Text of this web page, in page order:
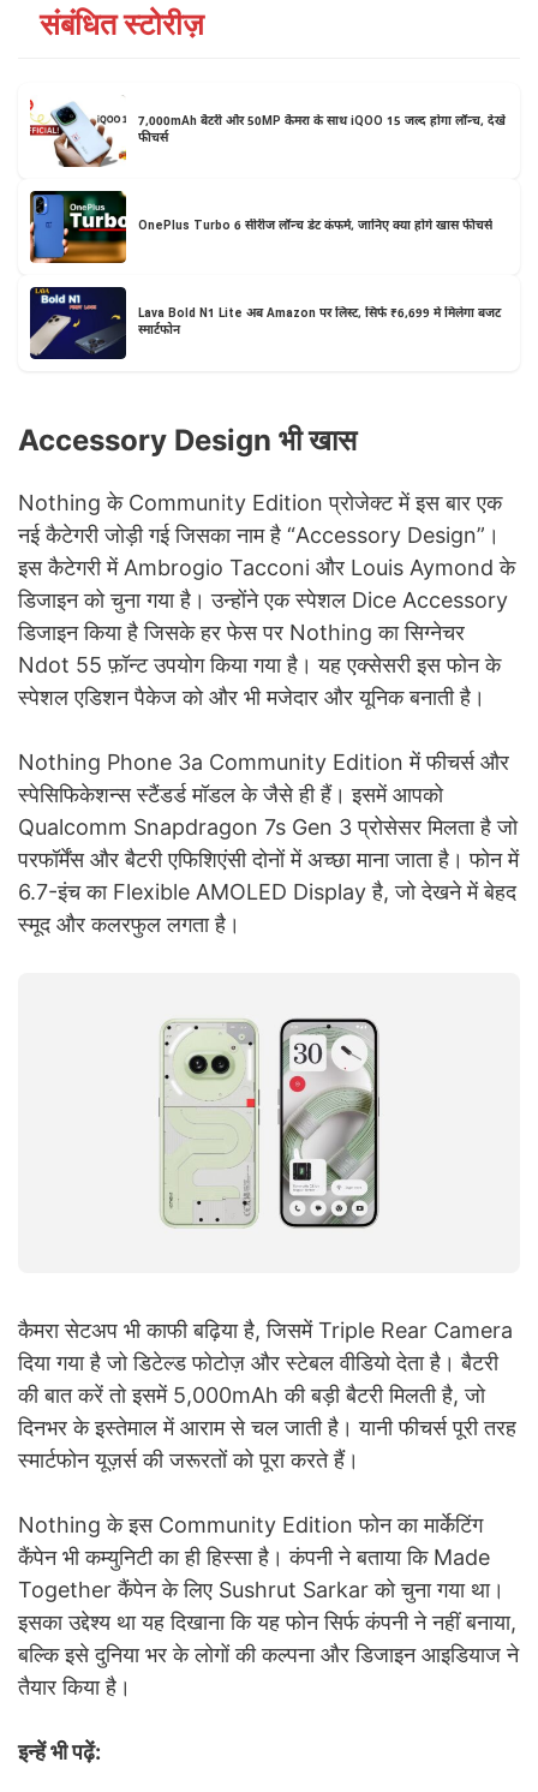
संबंधित स्टोरीज़
7,000mAh बैटरी और 50MP कैमरा के साथ iQOO 15 जल्द होगा लॉन्च, देखें
फीचर्स
OnePlus Turbo 6 सीरीज लॉन्च डेट कंफर्म, जानिए क्या होंगे खास फीचर्स
Lava Bold N1 Lite अब Amazon पर लिस्ट, सिर्फ ₹6,699 में मिलेगा बजट
स्मार्टफोन
Accessory Design भी खास
Nothing के Community Edition प्रोजेक्ट में इस बार एक
नई कैटेगरी जोड़ी गई जिसका नाम है “Accessory Design”।
इस कैटेगरी में Ambrogio Tacconi और Louis Aymond के
डिजाइन को चुना गया है। उन्होंने एक स्पेशल Dice Accessory
डिजाइन किया है जिसके हर फेस पर Nothing का सिग्नेचर
Ndot 55 फ़ॉन्ट उपयोग किया गया है। यह एक्सेसरी इस फोन के
स्पेशल एडिशन पैकेज को और भी मजेदार और यूनिक बनाती है।
Nothing Phone 3a Community Edition में फीचर्स और
स्पेसिफिकेशन्स स्टैंडर्ड मॉडल के जैसे ही हैं। इसमें आपको
Qualcomm Snapdragon 7s Gen 3 प्रोसेसर मिलता है जो
परफॉर्मेंस और बैटरी एफिशिएंसी दोनों में अच्छा माना जाता है। फोन में
6.7-इंच का Flexible AMOLED Display है, जो देखने में बेहद
स्मूद और कलरफुल लगता है।
कैमरा सेटअप भी काफी बढ़िया है, जिसमें Triple Rear Camera
दिया गया है जो डिटेल्ड फोटोज़ और स्टेबल वीडियो देता है। बैटरी
की बात करें तो इसमें 5,000mAh की बड़ी बैटरी मिलती है, जो
दिनभर के इस्तेमाल में आराम से चल जाती है। यानी फीचर्स पूरी तरह
स्मार्टफोन यूज़र्स की जरूरतों को पूरा करते हैं।
Nothing के इस Community Edition फोन का मार्केटिंग
कैंपेन भी कम्युनिटी का ही हिस्सा है। कंपनी ने बताया कि Made
Together कैंपेन के लिए Sushrut Sarkar को चुना गया था।
इसका उद्देश्य था यह दिखाना कि यह फोन सिर्फ कंपनी ने नहीं बनाया,
बल्कि इसे दुनिया भर के लोगों की कल्पना और डिजाइन आइडियाज ने
तैयार किया है।
इन्हें भी पढ़ें: